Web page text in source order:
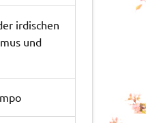
irdischen
und